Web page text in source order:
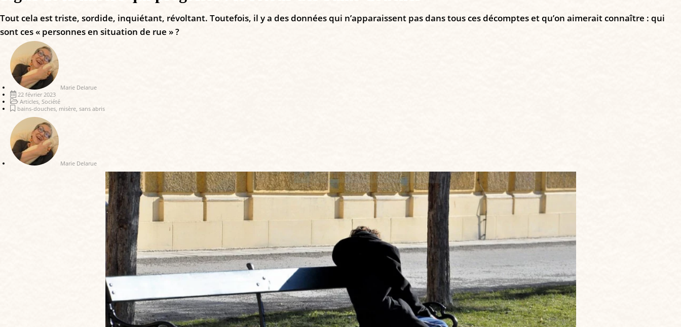
Tout cela est triste, sordide, inquiétant, révoltant. Toutefois, il y a des données qui n’apparaissent pas dans tous ces décomptes et qu’on aimerait connaître : qui
sont ces « personnes en situation de rue » ?
Marie Delarue
22 février 2023
Articles Société
bains-douches misère sans abris
Marie Delarue